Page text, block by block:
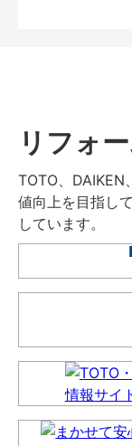
リフォ
TOTO、DAIKEN
値向上を目指し
しています。